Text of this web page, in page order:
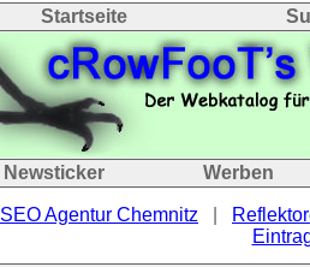
Startseite
Newsticker Werben
SEO Agentur Chemnitz